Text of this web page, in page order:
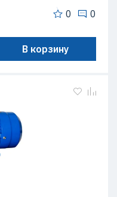
0 0
В корзину